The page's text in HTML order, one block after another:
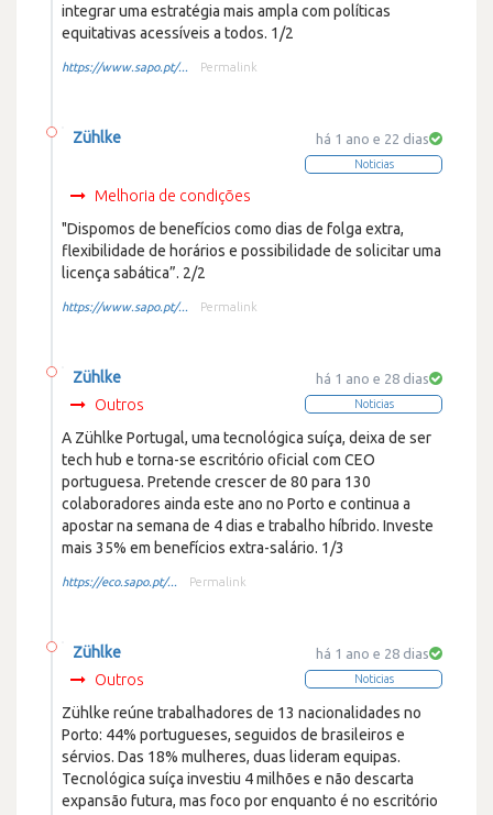
integrar uma estratégia mais ampla com políticas
equitativas acessíveis a todos. 1/2
https://www.sapo.pt/... Permalink
há 1 ano e 22 dias
Noticias
Zühlke
Melhoria de condições
"Dispomos de benefícios como dias de folga extra,
flexibilidade de horários e possibilidade de solicitar uma
licença sabática”. 2/2
https://www.sapo.pt/... Permalink
há 1 ano e 28 dias
Noticias
Zühlke
Outros
A Zühlke Portugal, uma tecnológica suíça, deixa de ser
tech hub e torna-se escritório oficial com CEO
portuguesa. Pretende crescer de 80 para 130
colaboradores ainda este ano no Porto e continua a
apostar na semana de 4 dias e trabalho híbrido. Investe
mais 35% em benefícios extra-salário. 1/3
https://eco.sapo.pt/... Permalink
há 1 ano e 28 dias
Noticias
Zühlke
Outros
Zühlke reúne trabalhadores de 13 nacionalidades no
Porto: 44% portugueses, seguidos de brasileiros e
sérvios. Das 18% mulheres, duas lideram equipas.
Tecnológica suíça investiu 4 milhões e não descarta
expansão futura, mas foco por enquanto é no escritório